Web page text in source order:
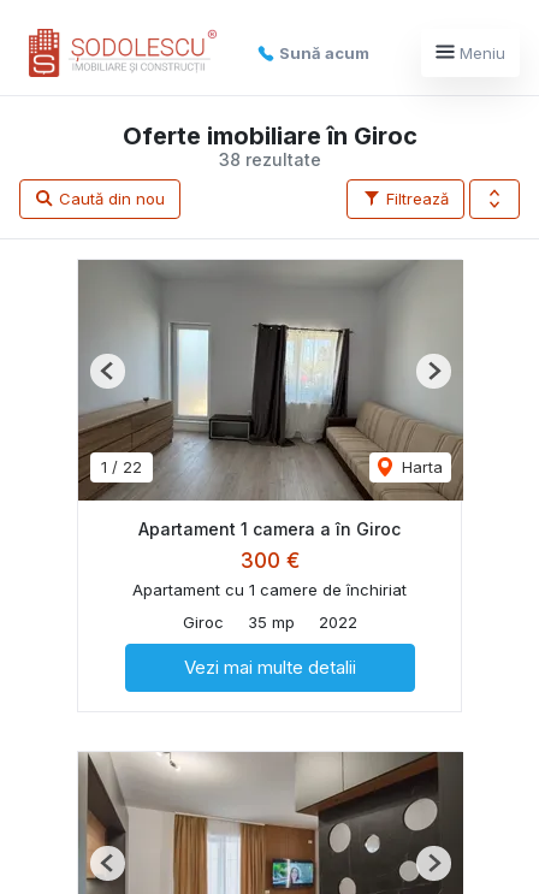
Sună acum Meniu
38 rezultate
Oferte imobiliare în Giroc
Filtrează
Caută din nou
1 / 22 Harta
Previous Next
Apartament 1 camera a în Giroc
300 €
Apartament cu 1 camere de închiriat
Giroc
35 mp 2022
Vezi mai multe detalii
Previous Next